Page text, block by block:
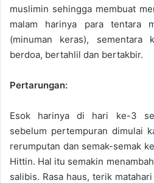
muslimin sehingga membuat
malam harinya para tentara
(minuman keras), sementara
berdoa, bertahlil dan bertakbir.
Pertarungan:
Esok harinya di hari ke-3
sebelum pertempuran dimulai
rerumputan dan semak-semak
Hittin. Hal itu semakin
salibis. Rasa haus, terik